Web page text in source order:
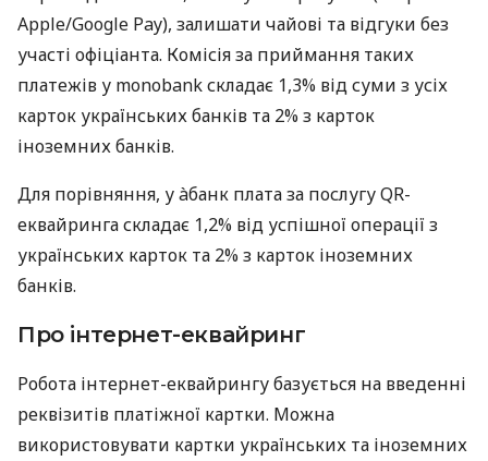
Apple/Google Pay), залишати чайові та відгуки без
участі офіціанта. Комісія за приймання таких
платежів у monobank складає 1,3% від суми з усіх
карток українських банків та 2% з карток
іноземних банків.
Для порівняння, у àбанк плата за послугу QR-
еквайринга складає 1,2% від успішної операції з
українських карток та 2% з карток іноземних
банків.
Про інтернет-еквайринг
Робота інтернет-еквайрингу базується на введенні
реквізитів платіжної картки. Можна
використовувати картки українських та іноземних